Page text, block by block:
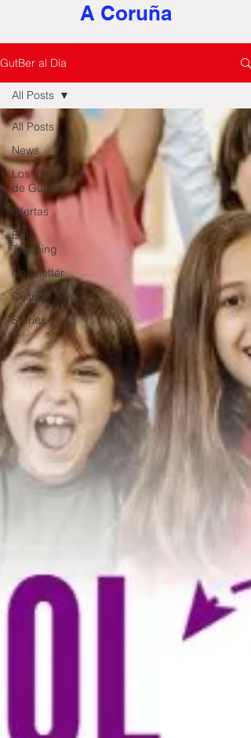
A Coruña
GutBer al Día
All Posts
News
Los Viajes
de GutBer
Ofertas
ESL
Teaching
Newsletter
Culture
Stories
All Posts